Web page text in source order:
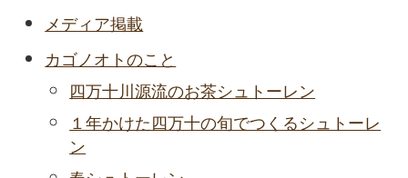
メディア掲載
カゴノオトのこと
四万十川源流のお茶シュトーレン
１年かけた四万十の旬でつくるシュトーレ
ン